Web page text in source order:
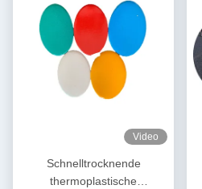
Video
Schnelltrocknende
thermoplastische